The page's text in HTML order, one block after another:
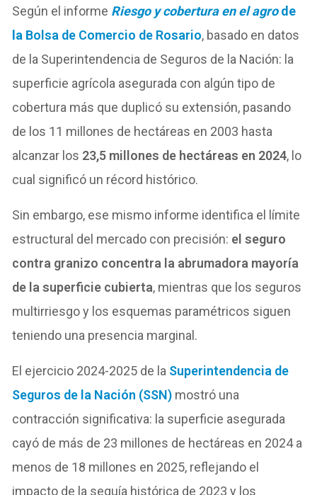
Según el informe Riesgo y cobertura en el agrode
la Bolsa de Comercio de Rosario, basado en datos
de la Superintendencia de Seguros de la Nación: la
superficie agrícola asegurada con algún tipo de
cobertura más que duplicó su extensión, pasando
de los 11 millones de hectáreas en 2003 hasta
alcanzar los 23,5 millones de hectáreas en 2024, lo
cual significó un récord histórico.
Sin embargo, ese mismo informe identifica el límite
estructural del mercado con precisión: el seguro
contra granizo concentra la abrumadora mayoría
de la superficie cubierta, mientras que los seguros
multirriesgo y los esquemas paramétricos siguen
teniendo una presencia marginal.
El ejercicio 2024-2025 de la Superintendencia de
Seguros de la Nación (SSN) mostró una
contracción significativa: la superficie asegurada
cayó de más de 23 millones de hectáreas en 2024 a
menos de 18 millones en 2025, reflejando el
impacto de la sequía histórica de 2023 y los